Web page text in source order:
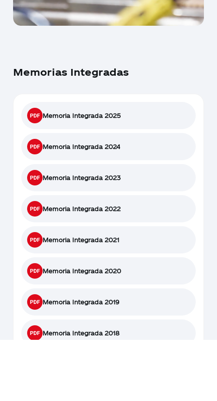
Memorias Integradas
Memoria Integrada 2025
Memoria Integrada 2024
Memoria Integrada 2023
Memoria Integrada 2022
Memoria Integrada 2021
Memoria Integrada 2020
Memoria Integrada 2019
Memoria Integrada 2018